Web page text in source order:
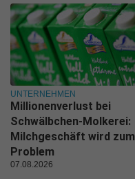
UNTERNEHMEN
Millionenverlust bei
Schwälbchen-Molkerei:
Milchgeschäft wird zum
Problem
07.08.2026